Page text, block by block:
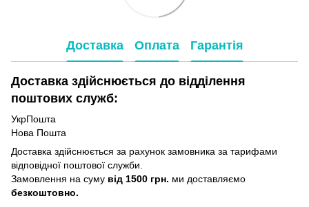
Доставка Оплата Гарантія
Доставка здійснюється до відділення
поштових служб:
УкрПошта
Нова Пошта
Доставка здійснюється за рахунок замовника за тарифами
відповідної поштової служби.
Замовлення на суму від 1500 грн. ми доставляємо
безкоштовно.